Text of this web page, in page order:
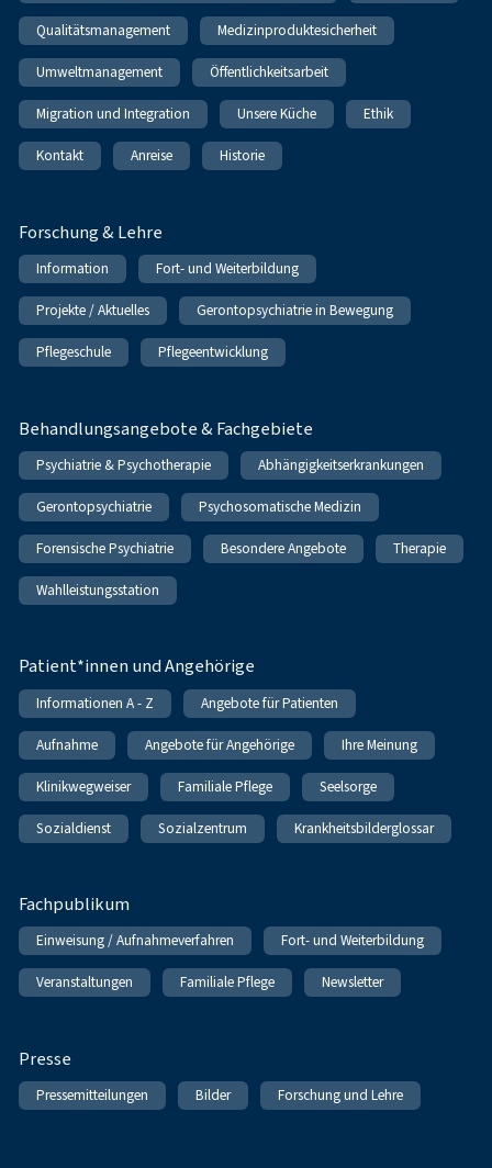
Qualitätsmanagement Medizinproduktesicherheit
Umweltmanagement Öffentlichkeitsarbeit
Migration und Integration Unsere Küche Ethik
Kontakt Anreise Historie
Forschung & Lehre
Information Fort- und Weiterbildung
Projekte / Aktuelles Gerontopsychiatrie in Bewegung
Pflegeschule Pflegeentwicklung
Behandlungsangebote & Fachgebiete
Psychiatrie & Psychotherapie Abhängigkeitserkrankungen
Gerontopsychiatrie Psychosomatische Medizin
Forensische Psychiatrie Besondere Angebote Therapie
Wahlleistungsstation
Patient*innen und Angehörige
Informationen A - Z Angebote für Patienten
Aufnahme Angebote für Angehörige Ihre Meinung
Klinikwegweiser Familiale Pflege Seelsorge
Sozialdienst Sozialzentrum Krankheitsbilderglossar
Fachpublikum
Einweisung / Aufnahmeverfahren Fort- und Weiterbildung
Veranstaltungen Familiale Pflege Newsletter
Presse
Pressemitteilungen Bilder Forschung und Lehre